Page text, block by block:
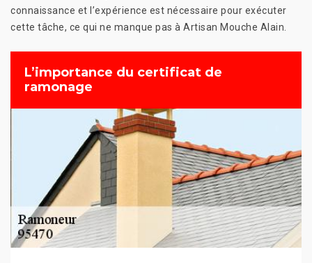
connaissance et l’expérience est nécessaire pour exécuter
cette tâche, ce qui ne manque pas à Artisan Mouche Alain.
L’importance du certificat de
ramonage